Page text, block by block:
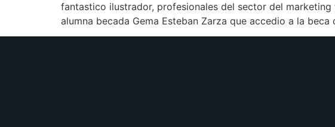
fantastico ilustrador, profesionales del sector del
alumna becada Gema Esteban Zarza que accedio a la